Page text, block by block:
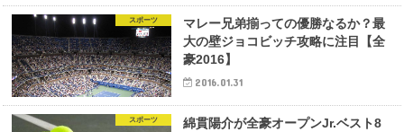
スポーツ
マレー兄弟揃っての優勝なるか？最
大の壁ジョコビッチ攻略に注目【全
豪2016】
2016.01.31
スポーツ
綿貫陽介が全豪オープンJr.ベスト8